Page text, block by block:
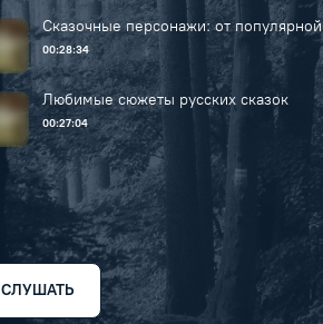
Сказочные персонажи: от популярной
каленых зубов
00:28:34
Любимые сюжеты русских сказок
00:27:04
СЛУШАТЬ